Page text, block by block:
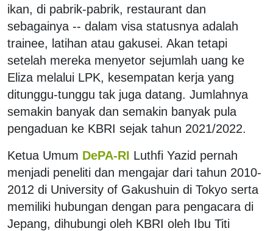
ikan, di pabrik-pabrik, restaurant dan
sebagainya -- dalam visa statusnya adalah
trainee, latihan atau gakusei. Akan tetapi
setelah mereka menyetor sejumlah uang ke
Eliza melalui LPK, kesempatan kerja yang
ditunggu-tunggu tak juga datang. Jumlahnya
semakin banyak dan semakin banyak pula
pengaduan ke KBRI sejak tahun 2021/2022.
Ketua Umum DePA-RI Luthfi Yazid pernah
menjadi peneliti dan mengajar dari tahun 2010-
2012 di University of Gakushuin di Tokyo serta
memiliki hubungan dengan para pengacara di
Jepang, dihubungi oleh KBRI oleh Ibu Titi